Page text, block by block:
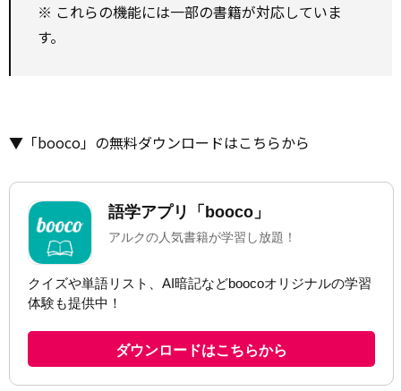
※ これらの機能には一部の書籍が対応していま
す。
▼「booco」の無料ダウンロードはこちらから